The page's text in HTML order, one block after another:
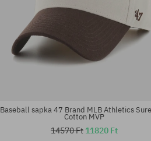
Baseball sapka 47 Brand MLB Athletics
Cotton MVP
14570 Ft 11820 Ft